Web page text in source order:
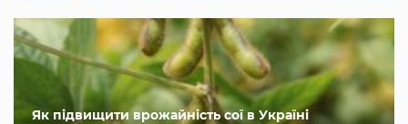
Як підвищити врожайність сої в Україні